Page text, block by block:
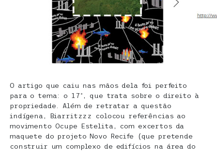
O artigo que caiu nas mãos dela foi perfeito
para o tema: o 17º, que trata sobre o direito à
propriedade. Além de retratar a questão
indígena, Biarritzzz colocou referências ao
movimento Ocupe Estelita, com excertos da
maquete do projeto Novo Recife (que pretende
construir um complexo de edifícios na área do